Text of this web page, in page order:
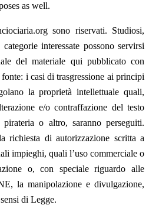
as well.
sono riservati. Studiosi,
interessate possono servirsi
del materiale qui pubblicato con
i casi di trasgressione ai principi
la proprietà intellettuale quali,
e/o contraffazione del testo
o altro, saranno perseguiti.
richiesta di autorizzazione scritta a
impieghi, quali l’uso commerciale o
o, con speciale riguardo alle
la manipolazione e divulgazione,
di Legge.